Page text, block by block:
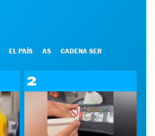
EL PAÍS AS CADENA SER
2